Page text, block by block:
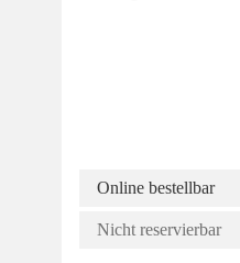
Online bestellbar
Nicht reservierbar